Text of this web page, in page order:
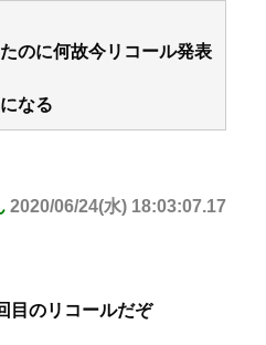
のに何故今リコール発表
なる
2020/06/24(水) 18:03:07.17
目のリコールだぞ